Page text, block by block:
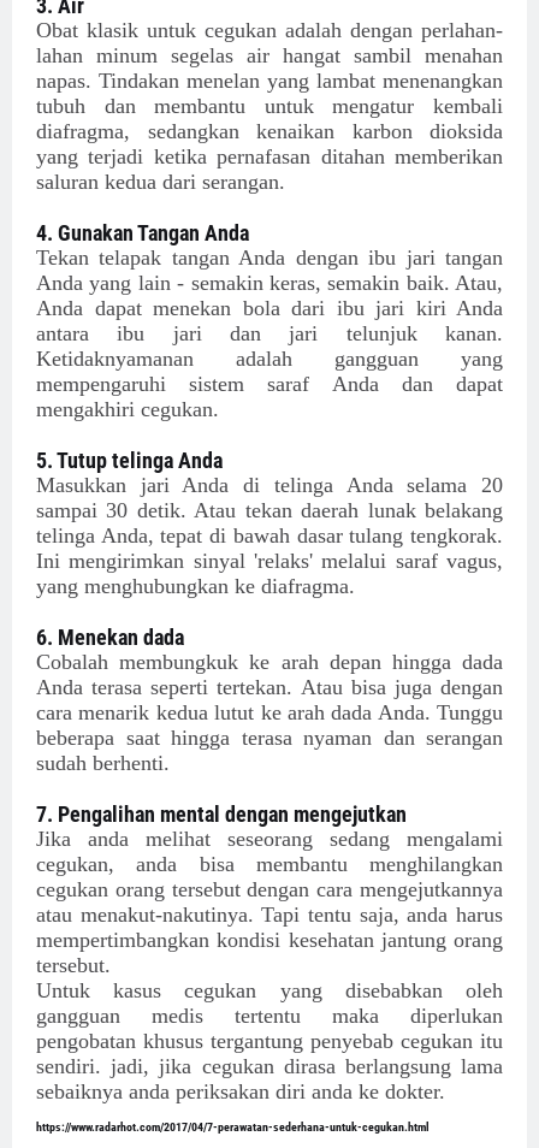
3. Air
Obat klasik untuk cegukan adalah dengan perlahan-
lahan minum segelas air hangat sambil menahan
napas. Tindakan menelan yang lambat menenangkan
tubuh dan membantu untuk mengatur kembali
diafragma, sedangkan kenaikan karbon dioksida
yang terjadi ketika pernafasan ditahan memberikan
saluran kedua dari serangan.
4. Gunakan Tangan Anda
Tekan telapak tangan Anda dengan ibu jari tangan
Anda yang lain - semakin keras, semakin baik. Atau,
Anda dapat menekan bola dari ibu jari kiri Anda
antara ibu jari dan jari telunjuk kanan.
Ketidaknyamanan adalah gangguan yang
mempengaruhi sistem saraf Anda dan dapat
mengakhiri cegukan.
5. Tutup telinga Anda
Masukkan jari Anda di telinga Anda selama 20
sampai 30 detik. Atau tekan daerah lunak belakang
telinga Anda, tepat di bawah dasar tulang tengkorak.
Ini mengirimkan sinyal 'relaks' melalui saraf vagus,
yang menghubungkan ke diafragma.
6. Menekan dada
Cobalah membungkuk ke arah depan hingga dada
Anda terasa seperti tertekan. Atau bisa juga dengan
cara menarik kedua lutut ke arah dada Anda. Tunggu
beberapa saat hingga terasa nyaman dan serangan
sudah berhenti.
7. Pengalihan mental dengan mengejutkan
Jika anda melihat seseorang sedang mengalami
cegukan, anda bisa membantu menghilangkan
cegukan orang tersebut dengan cara mengejutkannya
atau menakut-nakutinya. Tapi tentu saja, anda harus
mempertimbangkan kondisi kesehatan jantung orang
tersebut.
Untuk kasus cegukan yang disebabkan oleh
gangguan medis tertentu maka diperlukan
pengobatan khusus tergantung penyebab cegukan itu
sendiri. jadi, jika cegukan dirasa berlangsung lama
sebaiknya anda periksakan diri anda ke dokter.
https://www.radarhot.com/2017/04/7-perawatan-sederhana-untuk-cegukan.html